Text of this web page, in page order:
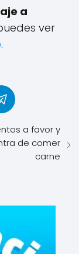
a
ver
.
a favor y
de comer
carne